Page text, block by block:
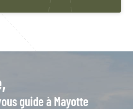
guide à Mayotte